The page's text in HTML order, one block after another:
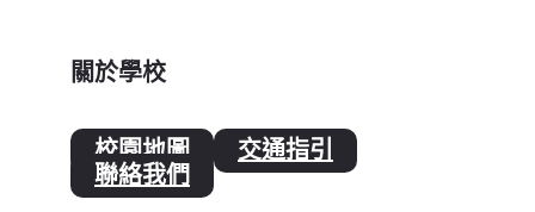
關於學校
校園地圖 交通指引
聯絡我們